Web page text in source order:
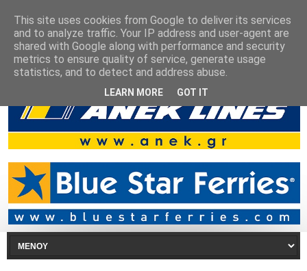
This site uses cookies from Google to deliver its services
and to analyze traffic. Your IP address and user-agent are
shared with Google along with performance and security
metrics to ensure quality of service, generate usage
statistics, and to detect and address abuse.
LEARN MORE GOT IT